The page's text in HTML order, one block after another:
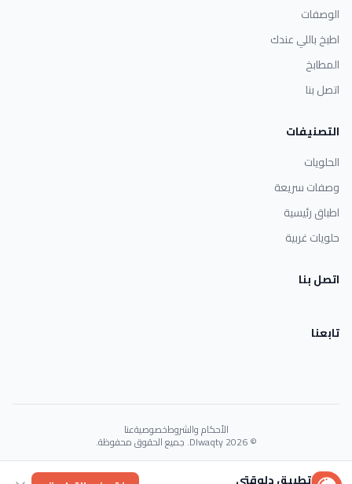
الوصفات
اطبخ باللي عندك
المطابخ
اتصل بنا
التصنيفات
الحلويات
وصفات سريعة
اطباق رئيسية
حلويات غربية
اتصل بنا
تابعنا
الأحكام والشروطخصوصيةعنا
© 2026 Dlwaqty. جميع الحقوق محفوظة.
Powered byGAIT